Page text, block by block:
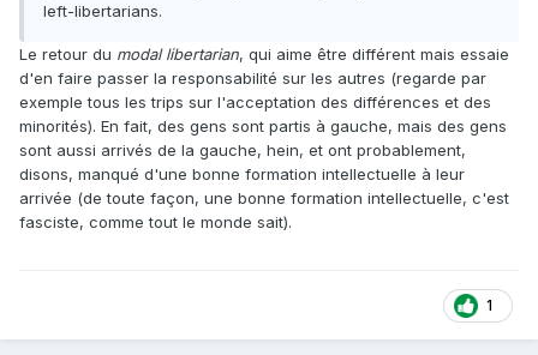
left-libertarians.
Le retour du modal libertarian, qui aime être différent mais essaie
d'en faire passer la responsabilité sur les autres (regarde par
exemple tous les trips sur l'acceptation des différences et des
minorités). En fait, des gens sont partis à gauche, mais des gens
sont aussi arrivés de la gauche, hein, et ont probablement,
disons, manqué d'une bonne formation intellectuelle à leur
arrivée (de toute façon, une bonne formation intellectuelle, c'est
fasciste, comme tout le monde sait).
1